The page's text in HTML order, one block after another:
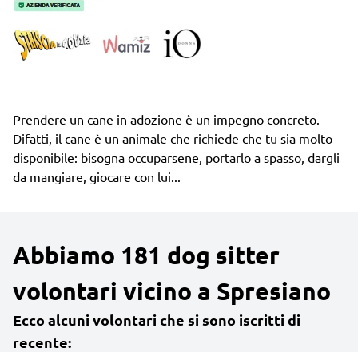
Prendere un cane in adozione è un impegno concreto.
Difatti, il cane è un animale che richiede che tu sia molto
disponibile: bisogna occuparsene, portarlo a spasso, dargli
da mangiare, giocare con lui...
Abbiamo 181 dog sitter
volontari vicino a Spresiano
Ecco alcuni volontari che si sono iscritti di
recente: